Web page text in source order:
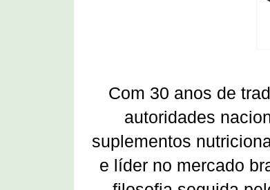
Com 30 anos de
autoridades
suplementos
e líder no mercado